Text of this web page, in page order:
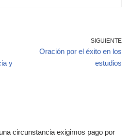
y
SIGUIENTE
Oración por el éxito en los
estudios
circunstancia exigimos pago por